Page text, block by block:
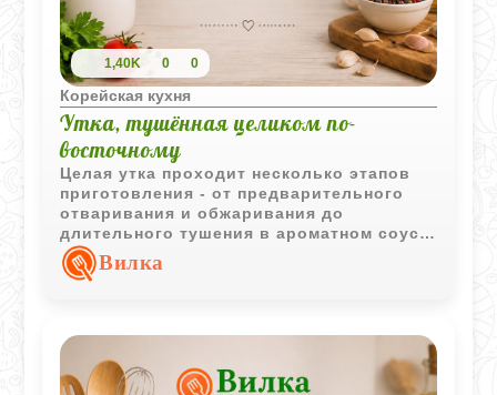
1,40K 0 0
Корейская кухня
Утка, тушённая целиком по-
восточному
Целая утка проходит несколько этапов
приготовления - от предварительного
отваривания и обжаривания до
длительного тушения в ароматном соусе.
Такой способ позволяет получить сочное
мясо и насыщенный вкус с характерными
Вилка